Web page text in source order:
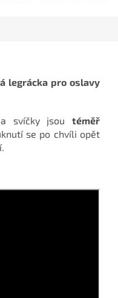
legrácka pro oslavy
svíčky jsou téměř
se po chvíli opět